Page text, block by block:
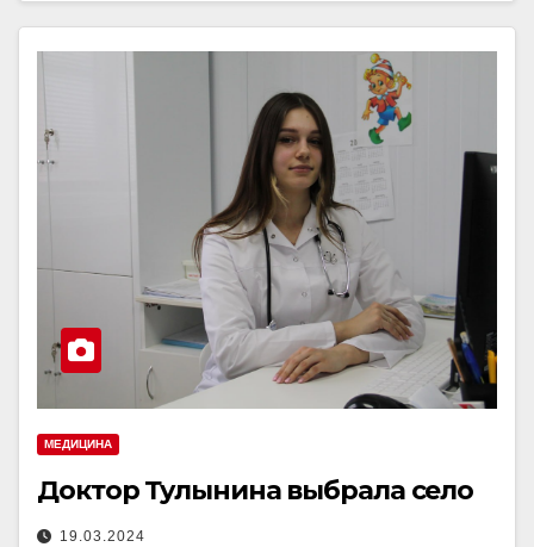
МЕДИЦИНА
Доктор Тулынина выбрала село
19.03.2024